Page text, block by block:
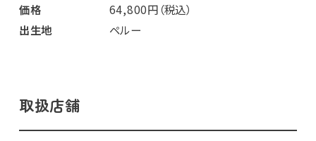
価格
64,800円（税込）
出生地
ペルー
取扱店舗